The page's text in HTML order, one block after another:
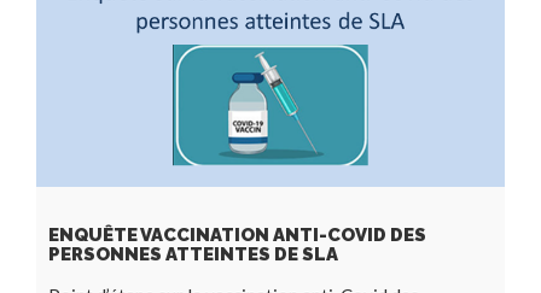
ENQUÊTE VACCINATION ANTI-COVID DES
PERSONNES ATTEINTES DE SLA